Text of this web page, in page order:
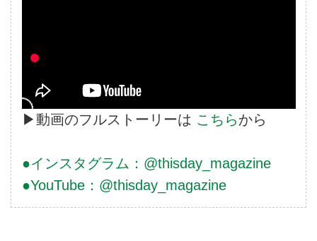
▶動画のフルストーリーは こちらから
●インスタグラム：@thisday_magazine
●YouTube：@thisday_magazine